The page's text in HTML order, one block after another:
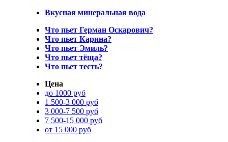
Вкусная минеральная вода
Что пьет Герман Оскарович?
Что пьет Карина?
Что пьет Эмиль?
Что пьет тёща?
Что пьет тесть?
Цена
до 1000 руб
1 500-3 000 руб
3 000-7 500 руб
7 500-15 000 руб
от 15 000 руб